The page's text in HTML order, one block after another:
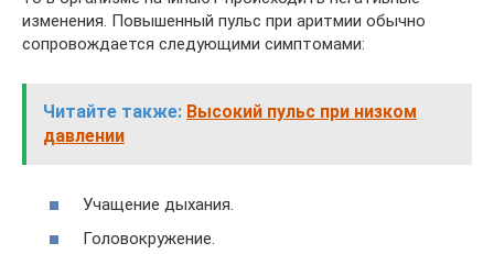
изменения. Повышенный пульс при аритмии обычно
сопровождается следующими симптомами:
Читайте также: Высокий пульс при низком
давлении
Учащение дыхания.
Головокружение.